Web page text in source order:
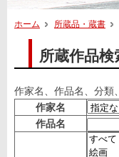
ホーム 所蔵品・蔵書
所蔵作品検
作家名、作品名、分類
作家名
作品名